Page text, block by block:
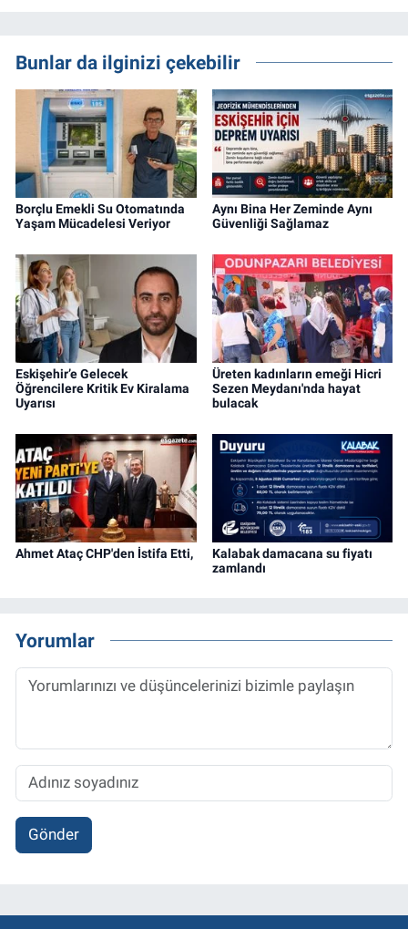
Bunlar da ilginizi çekebilir
Borçlu Emekli Su Otomatında
Yaşam Mücadelesi Veriyor
Aynı Bina Her Zeminde Aynı
Güvenliği Sağlamaz
Eskişehir’e Gelecek
Öğrencilere Kritik Ev Kiralama
Uyarısı
Üreten kadınların emeği Hicri
Sezen Meydanı'nda hayat
bulacak
Ahmet Ataç CHP'den İstifa Etti,
Kalabak damacana su fiyatı
zamlandı
Yorumlar
Gönder